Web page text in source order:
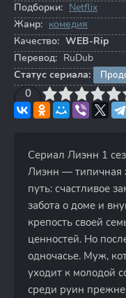
Подборки: Netflix
Жанр: комедия
Качество: WEB-Rip
Перевод: RuDub
Статус сериала:
0
4 6 7 8 9
Сериал Лиэнн 1
Лиэнн — типичная
путь: счастливое
забота о доме и
крепость своей
ценностей. Но
одночасье. Муж,
уходит к молодой
среди руин